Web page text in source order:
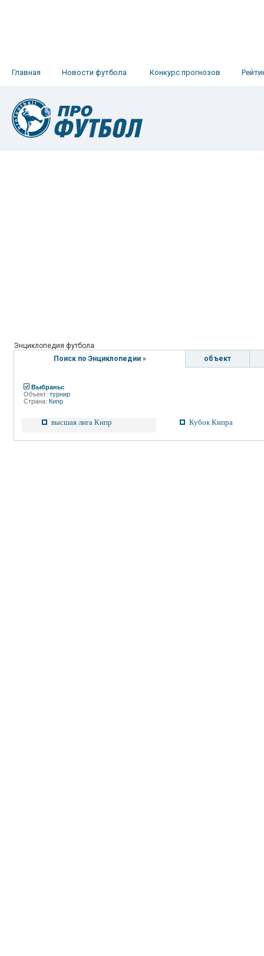
Главная Новости футбола Конкурс прогнозов
Энциклопедия футбола
Поиск по Энциклопедии »
объект
Выбраны:
Объект: турнир
Страна: Кипр
высшая лига Кипр Кубок Кипра